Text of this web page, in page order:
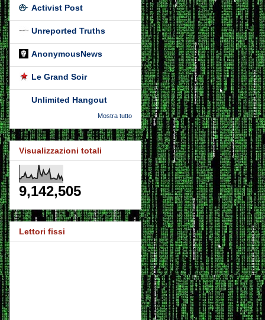
Activist Post
Unreported Truths
AnonymousNews
Le Grand Soir
Unlimited Hangout
Mostra tutto
Visualizzazioni totali
9,142,505
Lettori fissi